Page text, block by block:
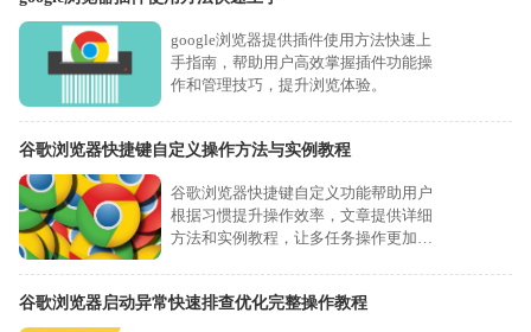
google浏览器提供插件使用方法快速上
手指南，帮助用户高效掌握插件功能操
作和管理技巧，提升浏览体验。
谷歌浏览器快捷键自定义操作方法与实例教程
谷歌浏览器快捷键自定义功能帮助用户
根据习惯提升操作效率，文章提供详细
方法和实例教程，让多任务操作更加便
谷歌浏览器启动异常快速排查优化完整操作教程